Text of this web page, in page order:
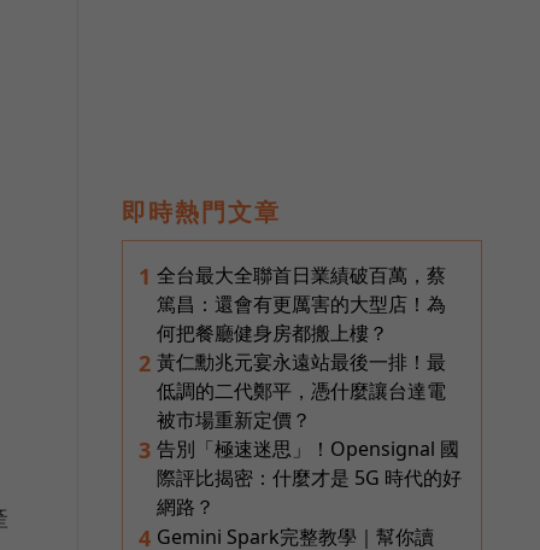
即時熱門文章
1 全台最大全聯首日業績破百萬，蔡
篤昌：還會有更厲害的大型店！為
何把餐廳健身房都搬上樓？
2 黃仁勳兆元宴永遠站最後一排！最
低調的二代鄭平，憑什麼讓台達電
被市場重新定價？
3 告別「極速迷思」！Opensignal 國
際評比揭密：什麼才是 5G 時代的好
網路？
4 Gemini Spark完整教學｜幫你讀